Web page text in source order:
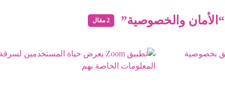
“الأمان والخصوصية” 2 مقال